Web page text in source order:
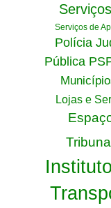
Serviços de
Polícia
Pública
Lojas e